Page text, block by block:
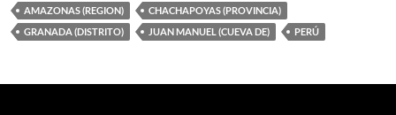
AMAZONAS (REGION)
CHACHAPOYAS (PROVINCIA)
GRANADA (DISTRITO)
JUAN MANUEL (CUEVA DE) PERÚ